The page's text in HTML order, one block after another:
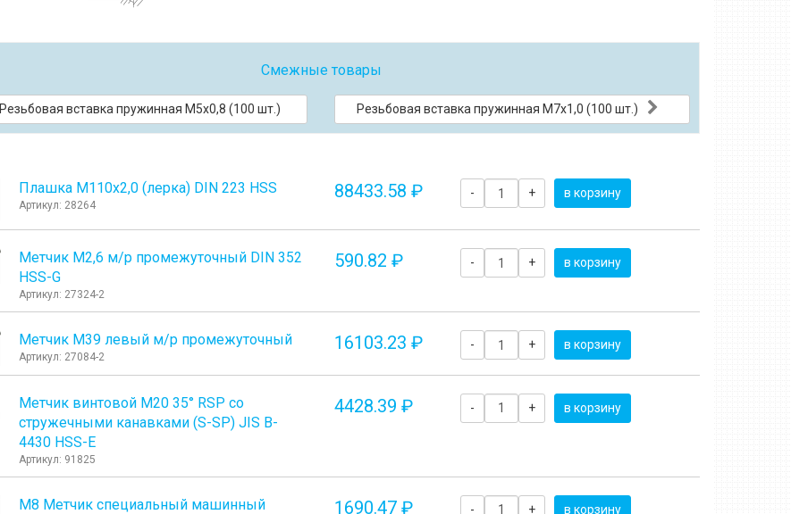
Смежные товары
Резьбовая вставка пружинная M5x0,8 (100 шт.) Резьбовая вставка пружинная M7x1,0 (100 шт.)
Плашка М110x2,0 (лерка) DIN 223 HSS
Артикул: 28264
88433.58 ₽ - + в корзину
Метчик М2,6 м/р промежуточный DIN 352
HSS-G
Артикул: 27324-2
590.82 ₽ - + в корзину
Метчик М39 левый м/р промежуточный
Артикул: 27084-2
16103.23 ₽ - + в корзину
Метчик винтовой M20 35° RSP со
стружечными канавками (S-SP) JIS B-
4430 HSS-E
Артикул: 91825
4428.39 ₽ - + в корзину
М8 Метчик специальный машинный
1690.47 ₽ - + в корзину